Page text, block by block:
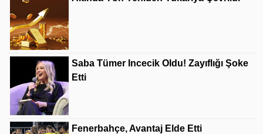
Saba Tümer Incecik Oldu! Zayıflığı Şoke
Etti
Fenerbahçe, Avantaj Elde Etti